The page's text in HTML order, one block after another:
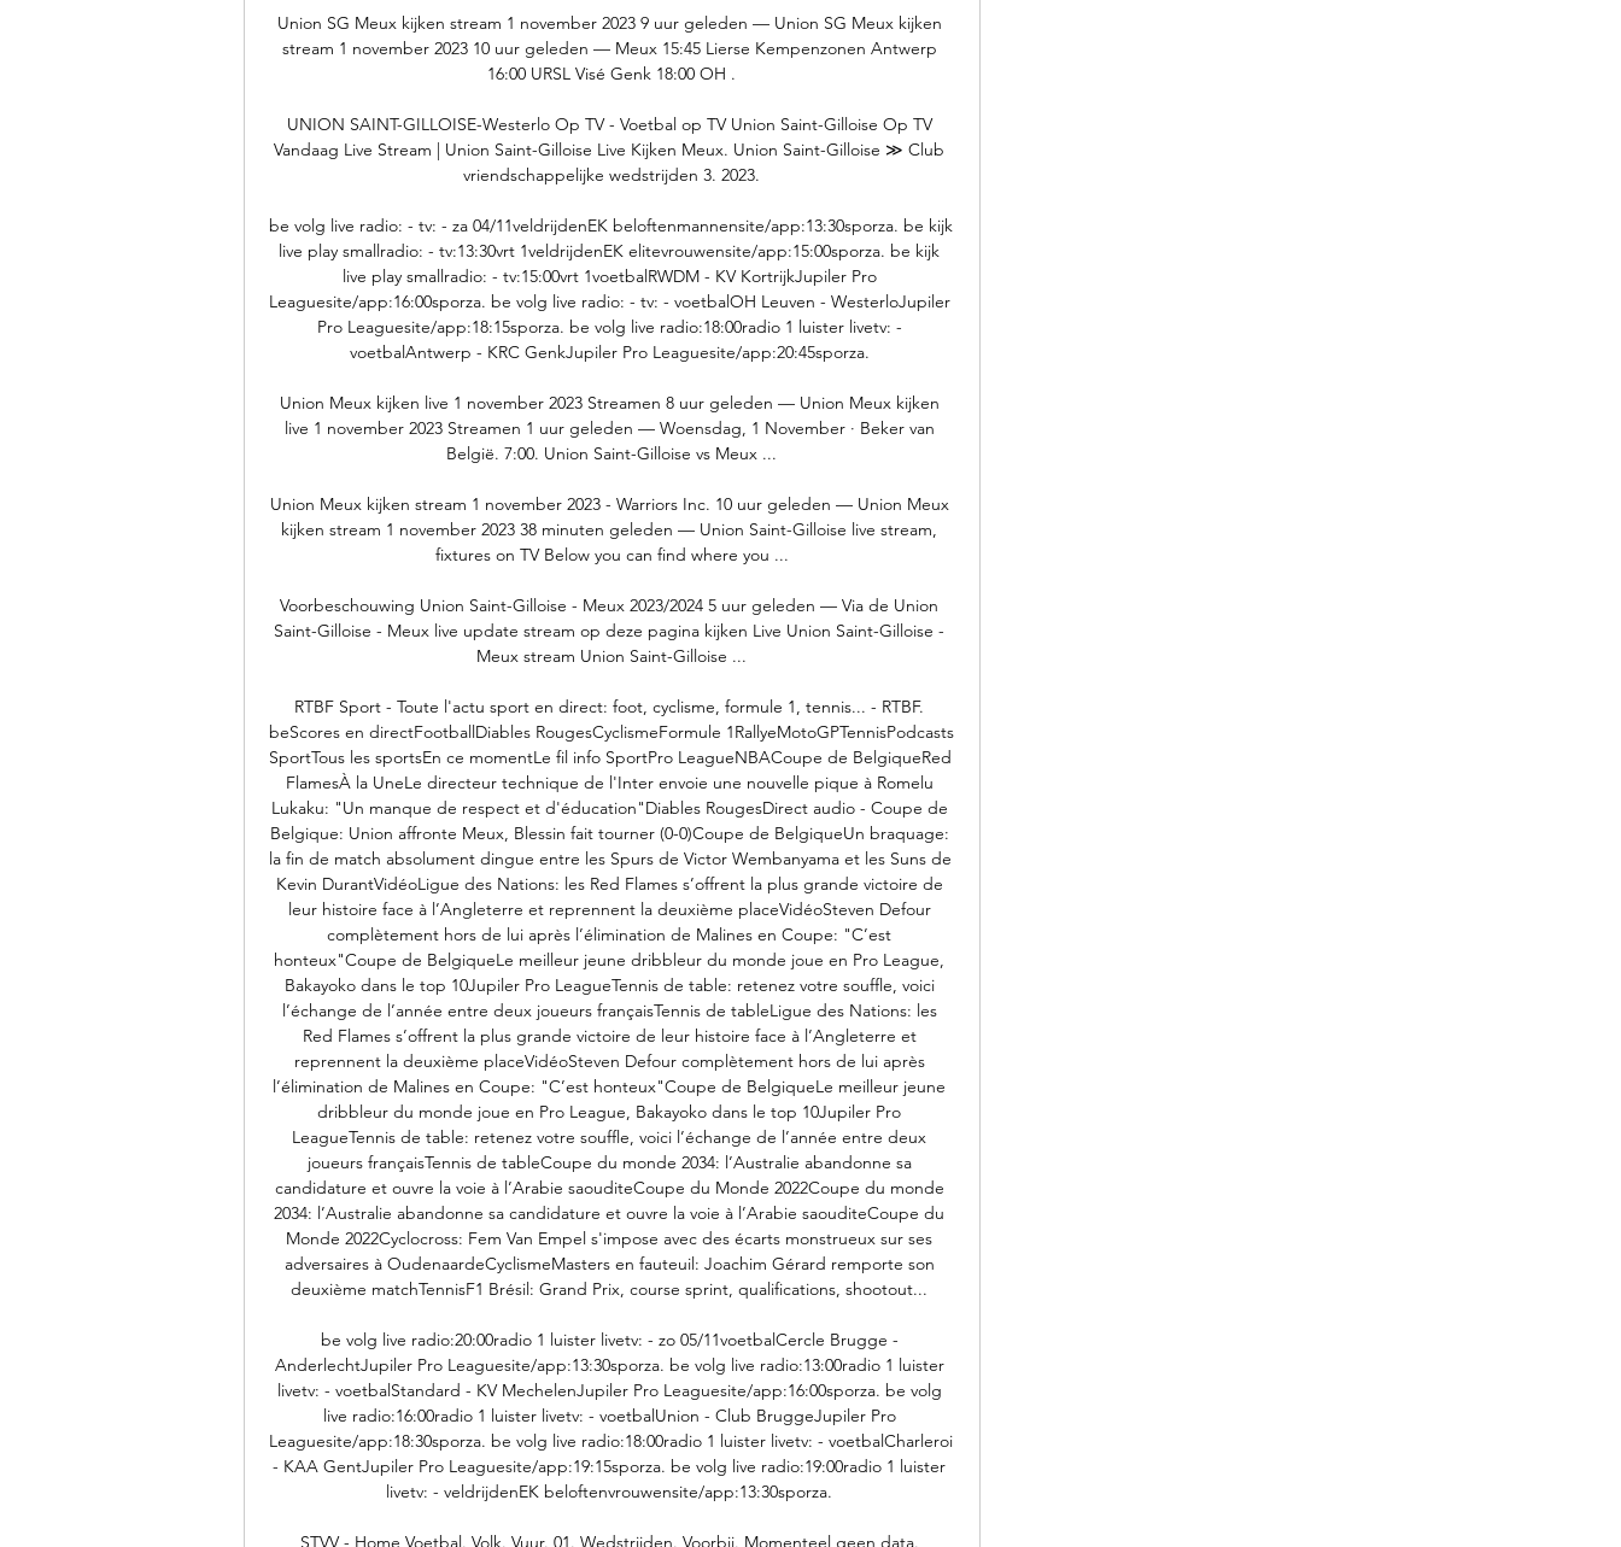
Union SG Meux kijken stream 1 november 2023 9 uur geleden — Union SG Meux kijken
stream 1 november 2023 10 uur geleden — Meux 15:45 Lierse Kempenzonen Antwerp
16:00 URSL Visé Genk 18:00 OH .
UNION SAINT-GILLOISE-Westerlo Op TV - Voetbal op TV Union Saint-Gilloise Op TV
Vandaag Live Stream | Union Saint-Gilloise Live Kijken Meux. Union Saint-Gilloise ≫ Club
vriendschappelijke wedstrijden 3. 2023.
be volg live radio: - tv: - za 04/11veldrijdenEK beloftenmannensite/app:13:30sporza. be kijk
live play smallradio: - tv:13:30vrt 1veldrijdenEK elitevrouwensite/app:15:00sporza. be kijk
live play smallradio: - tv:15:00vrt 1voetbalRWDM - KV KortrijkJupiler Pro
Leaguesite/app:16:00sporza. be volg live radio: - tv: - voetbalOH Leuven - WesterloJupiler
Pro Leaguesite/app:18:15sporza. be volg live radio:18:00radio 1 luister livetv: -
voetbalAntwerp - KRC GenkJupiler Pro Leaguesite/app:20:45sporza.
Union Meux kijken live 1 november 2023 Streamen 8 uur geleden — Union Meux kijken
live 1 november 2023 Streamen 1 uur geleden — Woensdag, 1 November · Beker van
België. 7:00. Union Saint-Gilloise vs Meux ...
Union Meux kijken stream 1 november 2023 - Warriors Inc. 10 uur geleden — Union Meux
kijken stream 1 november 2023 38 minuten geleden — Union Saint-Gilloise live stream,
fixtures on TV Below you can find where you ...
Voorbeschouwing Union Saint-Gilloise - Meux 2023/2024 5 uur geleden — Via de Union
Saint-Gilloise - Meux live update stream op deze pagina kijken Live Union Saint-Gilloise -
Meux stream Union Saint-Gilloise ...
RTBF Sport - Toute l'actu sport en direct: foot, cyclisme, formule 1, tennis... - RTBF.
beScores en directFootballDiables RougesCyclismeFormule 1RallyeMotoGPTennisPodcasts
SportTous les sportsEn ce momentLe fil info SportPro LeagueNBACoupe de BelgiqueRed
FlamesÀ la UneLe directeur technique de l'Inter envoie une nouvelle pique à Romelu
Lukaku: "Un manque de respect et d'éducation"Diables RougesDirect audio - Coupe de
Belgique: Union affronte Meux, Blessin fait tourner (0-0)Coupe de BelgiqueUn braquage:
la fin de match absolument dingue entre les Spurs de Victor Wembanyama et les Suns de
Kevin DurantVidéoLigue des Nations: les Red Flames s’offrent la plus grande victoire de
leur histoire face à l’Angleterre et reprennent la deuxième placeVidéoSteven Defour
complètement hors de lui après l’élimination de Malines en Coupe: "C’est
honteux"Coupe de BelgiqueLe meilleur jeune dribbleur du monde joue en Pro League,
Bakayoko dans le top 10Jupiler Pro LeagueTennis de table: retenez votre souffle, voici
l’échange de l’année entre deux joueurs françaisTennis de tableLigue des Nations: les
Red Flames s’offrent la plus grande victoire de leur histoire face à l’Angleterre et
reprennent la deuxième placeVidéoSteven Defour complètement hors de lui après
l’élimination de Malines en Coupe: "C’est honteux"Coupe de BelgiqueLe meilleur jeune
dribbleur du monde joue en Pro League, Bakayoko dans le top 10Jupiler Pro
LeagueTennis de table: retenez votre souffle, voici l’échange de l’année entre deux
joueurs françaisTennis de tableCoupe du monde 2034: l’Australie abandonne sa
candidature et ouvre la voie à l’Arabie saouditeCoupe du Monde 2022Coupe du monde
2034: l’Australie abandonne sa candidature et ouvre la voie à l’Arabie saouditeCoupe du
Monde 2022Cyclocross: Fem Van Empel s'impose avec des écarts monstrueux sur ses
adversaires à OudenaardeCyclismeMasters en fauteuil: Joachim Gérard remporte son
deuxième matchTennisF1 Brésil: Grand Prix, course sprint, qualifications, shootout...
be volg live radio:20:00radio 1 luister livetv: - zo 05/11voetbalCercle Brugge -
AnderlechtJupiler Pro Leaguesite/app:13:30sporza. be volg live radio:13:00radio 1 luister
livetv: - voetbalStandard - KV MechelenJupiler Pro Leaguesite/app:16:00sporza. be volg
live radio:16:00radio 1 luister livetv: - voetbalUnion - Club BruggeJupiler Pro
Leaguesite/app:18:30sporza. be volg live radio:18:00radio 1 luister livetv: - voetbalCharleroi
- KAA GentJupiler Pro Leaguesite/app:19:15sporza. be volg live radio:19:00radio 1 luister
livetv: - veldrijdenEK beloftenvrouwensite/app:13:30sporza.
STVV - Home Voetbal. Volk. Vuur. 01. Wedstrijden. Voorbij. Momenteel geen data.